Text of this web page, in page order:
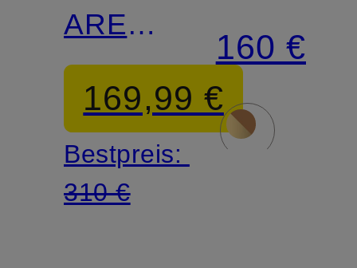
AREN
ROCKET
169,99 €
Bestpreis:
310 €
VISETOS
160 €